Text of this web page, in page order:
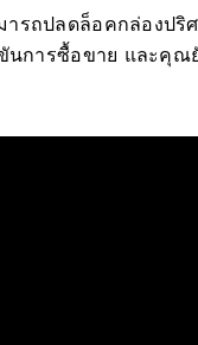
รถปลดล็อคกล่องปริ
นการซื้อขาย และคุ